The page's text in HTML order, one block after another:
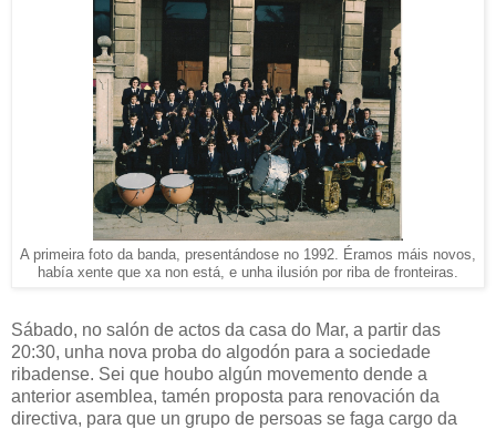
A primeira foto da banda, presentándose no 1992. Éramos máis novos,
había xente que xa non está, e unha ilusión por riba de fronteiras.
Sábado, no salón de actos da casa do Mar, a partir das
20:30, unha nova proba do algodón para a sociedade
ribadense. Sei que houbo algún movemento dende a
anterior asemblea, tamén proposta para renovación da
directiva, para que un grupo de persoas se faga cargo da